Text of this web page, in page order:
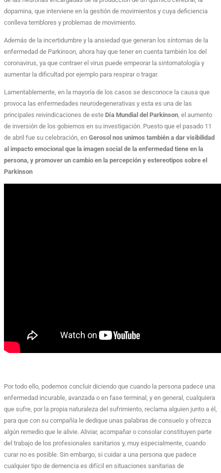
dopamina, que interviene en la gestión de movimientos y cuya deficiencia
conlleva temblores y problemas de movimiento.
Además de la incertidumbre y la ansiedad que generan los síntomas de la
enfermedad de Parkinson, ahora hay que tener en cuenta también los del
coronavirus, ya que contraer el virus puede empeorar la sintomatología y
aumentar la dificultad por ejemplo para respirar o tragar.
Lamentablemente, en la mayoría de los casos se desconoce la causa que
provoca las enfermedades neurodegenerativas y esta es una de las
principales reivindicaciones de este Día Mundial del Parkinson, el aumento
de inversión de los gobiernos en su investigación. Puesto que el pasado 11
de abril fue su celebración, en Gerosol nos unimos también a dar visibilidad
al impacto emocional que la imagen social de la enfermedad tiene en la
persona, y promover un cambio en la percepción y estereotipos sobre el
Parkinson
Por todo ello, podemos concluir diciendo que cuando la persona padece una
enfermedad incurable, avanzada o en fase terminal, y en general, cualquiera
que sufre, por la propia naturaleza del sufrimiento, reclama alguien junto a él,
para que con su compañía le dedique unas palabras de consuelo y ofrezca
algún remedio que le alivie. Aliviar, acompañar o consolar constituyen parte
del trabajo de los profesionales sanitarios y, muy especialmente, cuando
curar no es posible. Sin embargo, si cuidar a una persona que padece
cualquier tipo de demencia es difícil en situaciones sanitarias de